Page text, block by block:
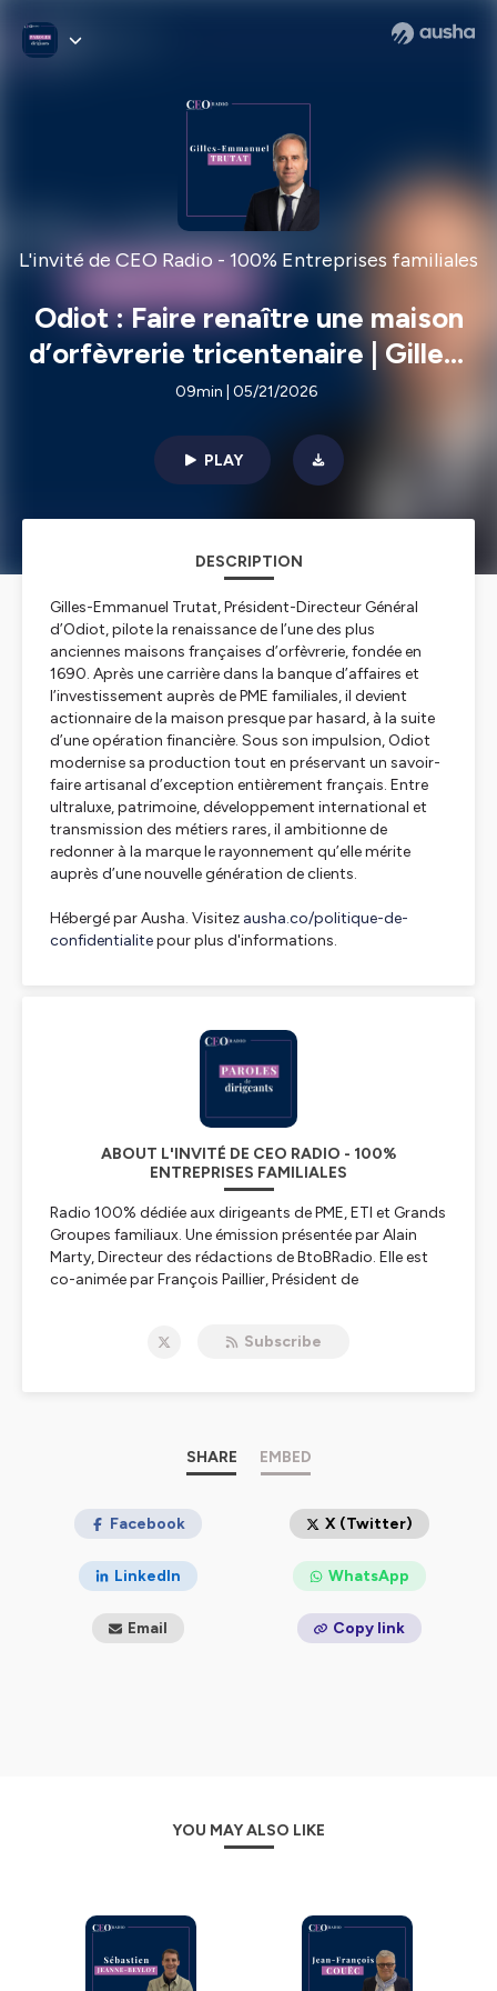
L'invité de CEO Radio - 100% Entreprises familiales
Odiot : Faire renaître une maison
d’orfèvrerie tricentenaire | Gilles-
Emmanuel Trutat, Président-
09min | 05/21/2026
PLAY
DESCRIPTION
Gilles-Emmanuel Trutat, Président-Directeur Général
d’Odiot, pilote la renaissance de l’une des plus
anciennes maisons françaises d’orfèvrerie, fondée en
1690. Après une carrière dans la banque d’affaires et
l’investissement auprès de PME familiales, il devient
actionnaire de la maison presque par hasard, à la suite
d’une opération financière. Sous son impulsion, Odiot
modernise sa production tout en préservant un savoir-
faire artisanal d’exception entièrement français. Entre
ultraluxe, patrimoine, développement international et
transmission des métiers rares, il ambitionne de
redonner à la marque le rayonnement qu’elle mérite
auprès d’une nouvelle génération de clients.
Hébergé par Ausha. Visitez ausha.co/politique-de-
confidentialitepour plus d'informations.
ABOUT L'INVITÉ DE CEO RADIO - 100%
ENTREPRISES FAMILIALES
Radio 100% dédiée aux dirigeants de PME, ETI et Grands
Groupes familiaux. Une émission présentée par Alain
Marty, Directeur des rédactions de BtoBRadio. Elle est
co-animée par François Paillier, Président de
Retrouvez chaque semaine des dirigeants d’entreprise
pour plus d'informations.
Subscribe
SHARE EMBED
Facebook X (Twitter)
LinkedIn WhatsApp
Email Copy link
YOU MAY ALSO LIKE